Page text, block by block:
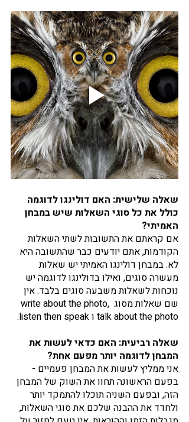
שאלה שלישית: האם דולינגו לדוגמה
כולל את כל סוגי השאלות שיש במבחן
האמיתי?
אם קראתם את התשובות לשתי השאלות
הקודמות, אתם יודעים כבר שהתשובה היא
לא. במבחן דולינגו האמיתי יש שאלות
מעשרה סוגים, ואילו בדולינגו לדוגמה יש
נוכחות לשאלות משבעה סוגים בלבד. אין
שם שאלות מסוג write about the photo,
talk about the photo ו listen then speak.
שאלה רביעית: האם כדאי לעשות את
המבחן לדוגמה יותר מפעם אחת?
אני ממליץ לעשות את המבחן פעמיים -
בפעם הראשונה תחוו את השוק של המבחן
הזה, ובפעם השניה תוכלו להתמקד יותר
ולחדד את ההבנה שלכם את סוגי השאלות,